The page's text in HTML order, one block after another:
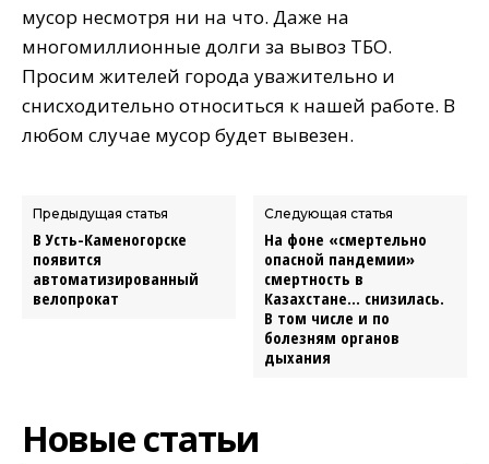
мусор несмотря ни на что. Даже на
многомиллионные долги за вывоз ТБО.
Просим жителей города уважительно и
снисходительно относиться к нашей работе. В
любом случае мусор будет вывезен.
Предыдущая статья
В Усть-Каменогорске
появится
автоматизированный
велопрокат
Следующая статья
На фоне «смертельно
опасной пандемии»
смертность в
Казахстане… снизилась.
В том числе и по
болезням органов
дыхания
Новые статьи